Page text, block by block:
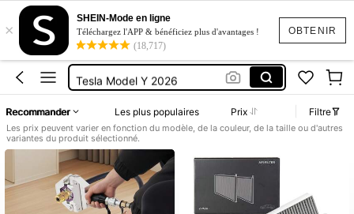
OBTENIR
×
SHEIN-Mode en ligne
Téléchargez l'APP & bénéficiez plus d'avantages !
(18,717)
Accessoires Airco
Tesla Model 3
Tesla Model 3 Accessoires
Tesla Model Y 2026
Accessoires Airco
Tesla Model 3
Recommander Les plus populaires Prix Filtre
Les prix peuvent varier en fonction du modèle, de la couleur, de la taille ou d'autres
variantes du produit sélectionné.